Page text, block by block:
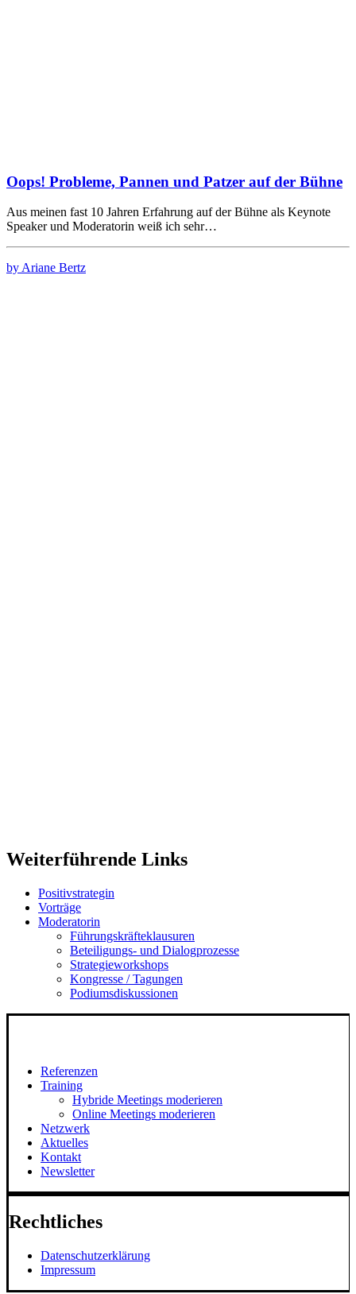
Oops! Probleme, Pannen und Patzer auf der Bühne
Aus meinen fast 10 Jahren Erfahrung auf der Bühne als Keynote
Speaker und Moderatorin weiß ich sehr…
by Ariane Bertz
Weiterführende Links
Positivstrategin
Vorträge
Moderatorin
Führungskräfteklausuren
Beteiligungs- und Dialogprozesse
Strategieworkshops
Kongresse / Tagungen
Podiumsdiskussionen
Referenzen
Training
Hybride Meetings moderieren
Online Meetings moderieren
Netzwerk
Aktuelles
Kontakt
Newsletter
Rechtliches
Datenschutzerklärung
Impressum